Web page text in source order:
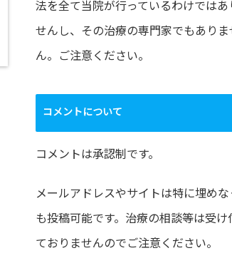
法を全て当院が行っているわけではあ
せんし、その治療の専門家でもありま
ん。ご注意ください。
コメントについて
コメントは承認制です。
メールアドレスやサイトは特に埋めな
も投稿可能です。治療の相談等は受け
ておりませんのでご注意ください。